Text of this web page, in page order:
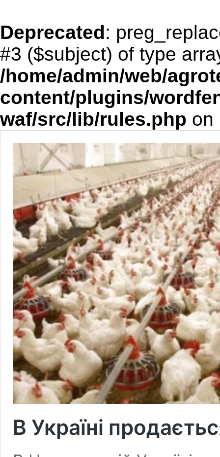
Deprecated:
#3 ($subject) of type
/home/admin/web/
content/plugins/
waf/src/lib/rules.php
В Україні